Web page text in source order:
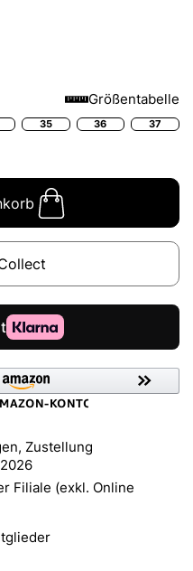
Größentabelle
35 36
37
Zustellung
Filiale (exkl. Online